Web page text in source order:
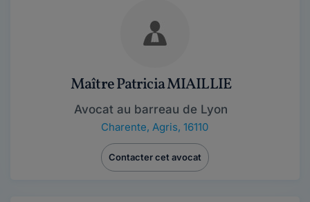
Maître Patricia MIAILLIE
Avocat au barreau de Lyon
Charente, Agris, 16110
Contacter cet avocat